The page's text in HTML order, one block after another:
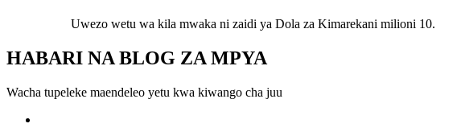
Uwezo wetu wa kila mwaka ni zaidi ya Dola za Kimarekani milioni 10.
HABARI NA BLOG ZA MPYA
Wacha tupeleke maendeleo yetu kwa kiwango cha juu